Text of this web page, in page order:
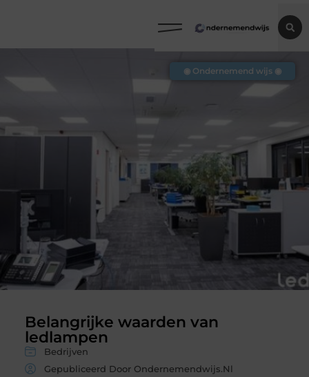
Belangrijke waarden van
ledlampen
Bedrijven
Gepubliceerd Door Ondernemendwijs.nl
◉ Ondernemend wijs ◉